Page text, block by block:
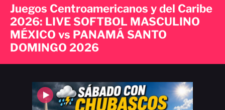
Juegos Centroamericanos y del Caribe
2026: LIVE SOFTBOL MASCULINO
MÉXICO vs PANAMÁ SANTO
DOMINGO 2026